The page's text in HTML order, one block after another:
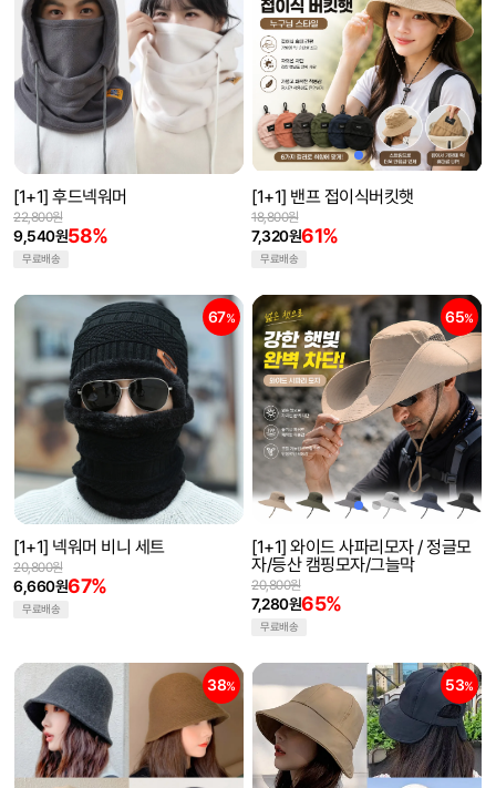
[1+1] 후드넥워머
9,540원58%
22,800원
무료배송
[1+1] 밴프 접이식버킷햇
7,320원61%
18,800원
무료배송
67%
[1+1] 넥워머 비니 세트
6,660원67%
20,800원
무료배송
65%
[1+1] 와이드 사파리모자 / 정글모
자/등산 캠핑모자/그늘막
7,280원65%
20,800원
무료배송
38% 53%